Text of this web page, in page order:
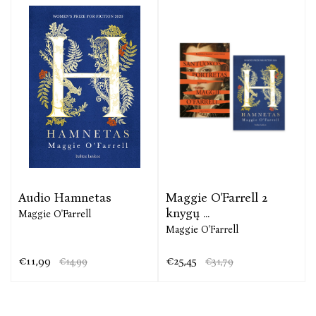
Audio Hamnetas
Maggie O'Farrell
€11,99 €14,99
Maggie O'Farrell 2
knygų ...
Maggie O'Farrell
€25,45 €31,79